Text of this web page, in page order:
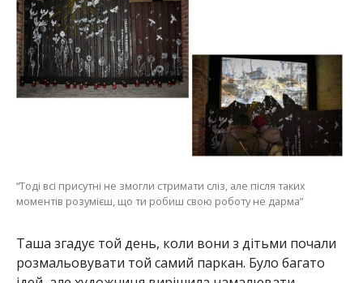
“Тоді всі присутні не змогли стримати сліз, але після таких
моментів розумієш, що ти робиш свою роботу не дарма”
Таша згадує той день, коли вони з дітьми почали
розмальовувати той самий паркан. Було багато